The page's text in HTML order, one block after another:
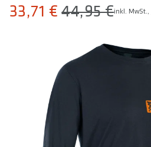
33,71 € 44,95 €inkl. MwSt.,